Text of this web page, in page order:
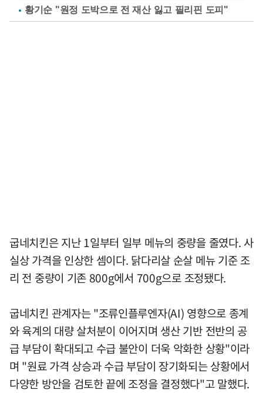
황기순 "원정 도박으로 전 재산 잃고 필리핀 도피"
굽네치킨은 지난 1일부터 일부 메뉴의 중량을 줄였다. 사
실상 가격을 인상한 셈이다. 닭다리살 순살 메뉴 기준 조
리 전 중량이 기존 800g에서 700g으로 조정됐다.
굽네치킨 관계자는 "조류인플루엔자(AI) 영향으로 종계
와 육계의 대량 살처분이 이어지며 생산 기반 전반의 공
급 부담이 확대되고 수급 불안이 더욱 악화한 상황"이라
며 "원료 가격 상승과 수급 부담이 장기화되는 상황에서
다양한 방안을 검토한 끝에 조정을 결정했다"고 말했다.